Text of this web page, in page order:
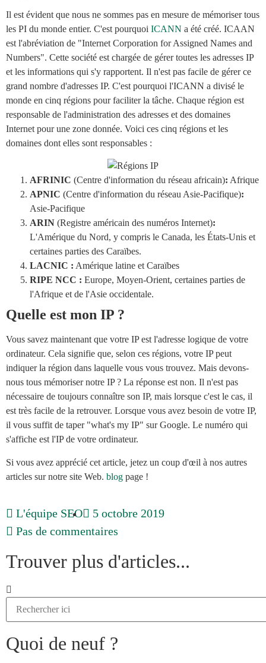
Il est évident que nous ne sommes pas en mesure de mémoriser tous
les PI du monde entier. C'est pourquoi ICANN a été créé. ICAAN
est l'abréviation de "Internet Corporation for Assigned Names and
Numbers". Cette société est chargée de gérer toutes les adresses IP
et les informations qui s'y rapportent. Il n'est pas facile de gérer ce
grand nombre d'adresses IP. C'est pourquoi l'ICANN a divisé le
monde en cinq régions pour faciliter la tâche. Chaque région est
responsable de l'administration des adresses et des domaines
Internet pour une zone donnée. Voici ces cinq régions et les
domaines dont elles sont responsables :
AFRINIC (Centre d'information du réseau africain): Afrique
APNIC (Centre d'information du réseau Asie-Pacifique):
Asie-Pacifique
ARIN (Registre américain des numéros Internet):
L'Amérique du Nord, y compris le Canada, les États-Unis et
certaines parties des Caraïbes.
LACNIC : Amérique latine et Caraïbes
RIPE NCC : Europe, Moyen-Orient, certaines parties de
l'Afrique et de l'Asie occidentale.
Quelle est mon IP ?
Vous savez maintenant que votre IP est l'adresse logique de votre
ordinateur. Cela signifie que, selon ces régions, votre IP peut
indiquer la région dans laquelle vous vous trouvez. Mais devons-
nous tous mémoriser notre IP ? La réponse est non. Il n'est pas
nécessaire de toujours connaître son IP, mais lorsque c'est le cas, il
est très facile de la retrouver. Lorsque vous avez besoin de votre IP,
il vous suffit de taper "what's my IP" sur Google. Le numéro qui
s'affiche est l'IP de votre ordinateur.
Si vous avez apprécié cet article, jetez un coup d'œil à nos autres
articles sur notre site Web. blog page !
L'équipe SEO
5 octobre 2019
Pas de commentaires
Trouver plus d'articles...
Quoi de neuf ?